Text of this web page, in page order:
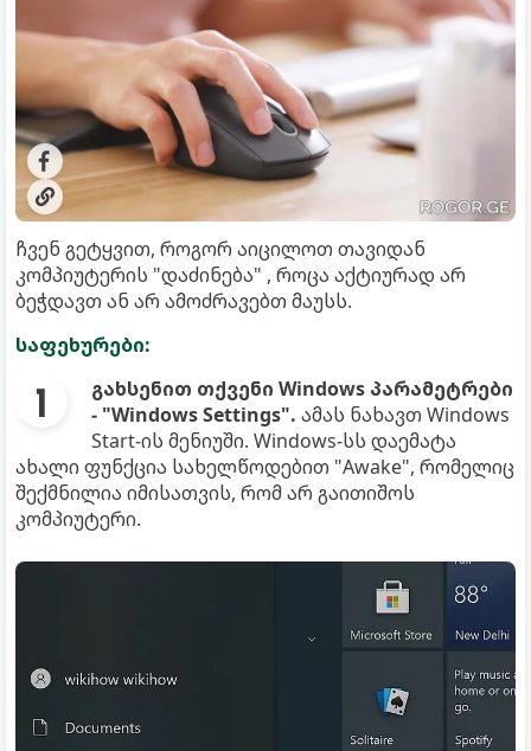
ჩვენ გეტყვით, როგორ აიცილოთ თავიდან
კომპიუტერის "დაძინება" , როცა აქტიურად არ
ბეჭდავთ ან არ ამოძრავებთ მაუსს.
საფეხურები:
გახსენით თქვენი Windows პარამეტრები
- "Windows Settings". ამას ნახავთ Windows
Start-ის მენიუში. Windows-სს დაემატა
ახალი ფუნქცია სახელწოდებით "Awake", რომელიც
შექმნილია იმისათვის, რომ არ გაითიშოს
კომპიუტერი.